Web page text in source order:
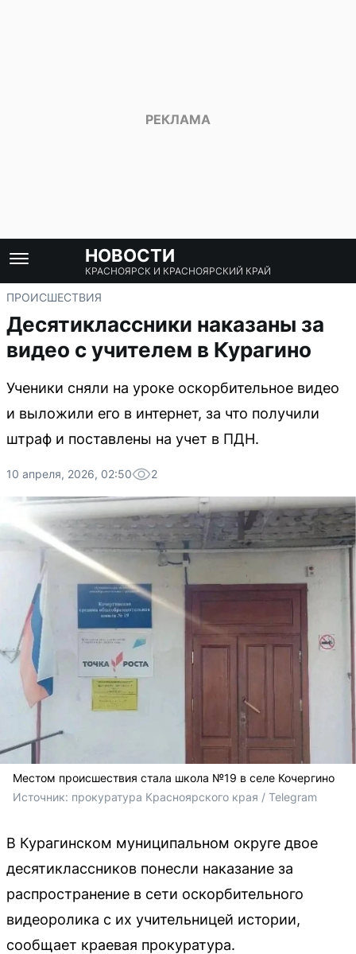
НОВОСТИ
КРАСНОЯРСК И КРАСНОЯРСКИЙ КРАЙ
ПРОИСШЕСТВИЯ
Десятиклассники наказаны за
видео с учителем в Курагино
Ученики сняли на уроке оскорбительное видео
и выложили его в интернет, за что получили
штраф и поставлены на учет в ПДН.
10 апреля, 2026, 02:50 2
Местом происшествия стала школа №19 в селе Кочергино
Источник: прокуратура Красноярского края / Telegram
В Курагинском муниципальном округе двое
десятиклассников понесли наказание за
распространение в сети оскорбительного
видеоролика с их учительницей истории,
сообщает краевая прокуратура.